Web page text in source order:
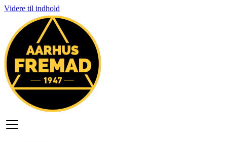
Videre til indhold